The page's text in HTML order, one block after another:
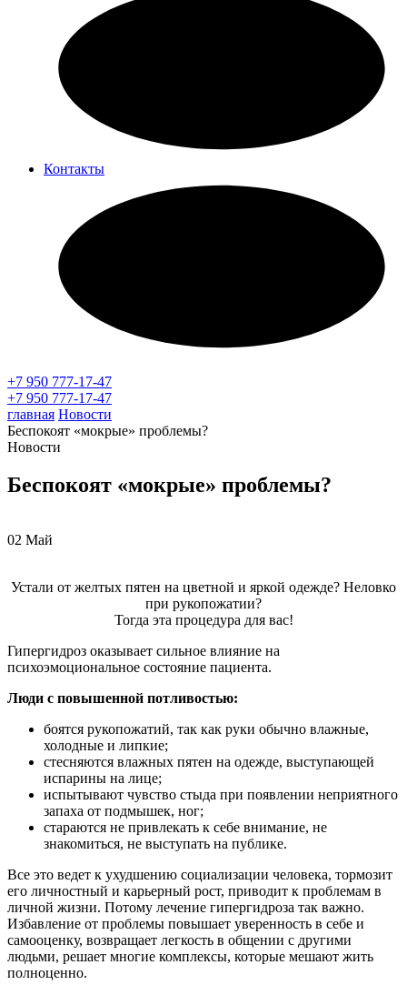
Контакты
+7 950 777-17-47
+7 950 777-17-47
главная Новости
Беспокоят «мокрые» проблемы?
Новости
Беспокоят «мокрые» проблемы?
02 Май
Устали от желтых пятен на цветной и яркой одежде? Неловко
при рукопожатии?
Тогда эта процедура для вас!
Гипергидроз оказывает сильное влияние на
психоэмоциональное состояние пациента.
Люди с повышенной потливостью:
боятся рукопожатий, так как руки обычно влажные,
холодные и липкие;
стесняются влажных пятен на одежде, выступающей
испарины на лице;
испытывают чувство стыда при появлении неприятного
запаха от подмышек, ног;
стараются не привлекать к себе внимание, не
знакомиться, не выступать на публике.
Все это ведет к ухудшению социализации человека, тормозит
его личностный и карьерный рост, приводит к проблемам в
личной жизни. Потому лечение гипергидроза так важно.
Избавление от проблемы повышает уверенность в себе и
самооценку, возвращает легкость в общении с другими
людьми, решает многие комплексы, которые мешают жить
полноценно.